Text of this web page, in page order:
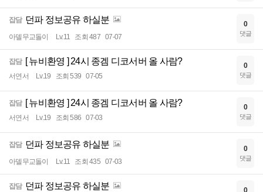
잡담 던파 정보공유 하실분
아델무교돌이 Lv.11 조회 487 07-07
0
댓글
잡담 [ 뉴비환영 ] 24시 종겜 디코서버 올 사람?
서연서 Lv.19 조회 539 07-05
0
댓글
잡담 [ 뉴비환영 ] 24시 종겜 디코서버 올 사람?
서연서 Lv.19 조회 586 07-03
0
댓글
잡담 던파 정보공유 하실분
아델무교돌이 Lv.11 조회 435 07-03
0
댓글
잡담 던파 정보공유 하실분 0